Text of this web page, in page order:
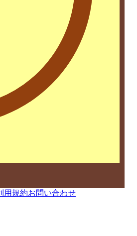
用規約お問い合わせ